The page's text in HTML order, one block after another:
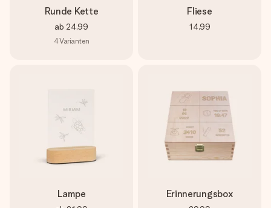
Runde Kette
ab 24,99
4Varianten
Fliese
14,99
Lampe Erinnerungsbox